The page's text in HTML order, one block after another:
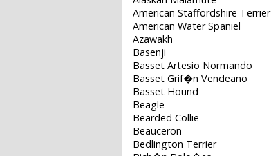
American Staffordshire Terrier
American Water Spaniel
Azawakh
Basenji
Basset Artesio Normando
Basset Grif�n Vendeano
Basset Hound
Beagle
Bearded Collie
Beauceron
Bedlington Terrier